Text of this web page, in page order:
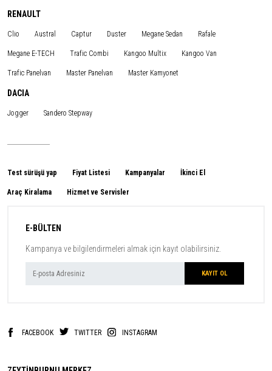
RENAULT
Clio Austral Captur Duster Megane Sedan Rafale
Megane E-TECH Trafic Combi Kangoo Multix Kangoo Van
Trafic Panelvan Master Panelvan Master Kamyonet
DACIA
Jogger Sandero Stepway
Test sürüşü yap Fiyat Listesi Kampanyalar İkinci El
Araç Kiralama Hizmet ve Servisler
E-BÜLTEN
Kampanya ve bilgilendirmeleri almak için kayıt olabilirsiniz.
FACEBOOK TWITTER INSTAGRAM